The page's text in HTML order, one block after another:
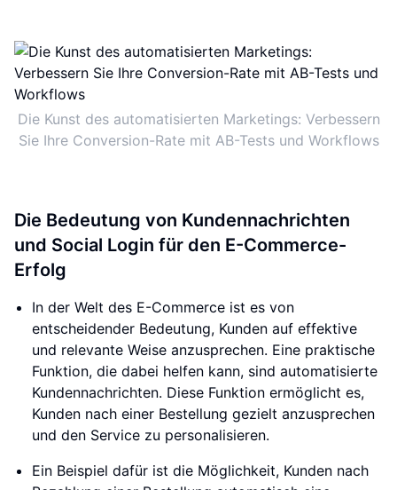
Die Kunst des automatisierten Marketings: Verbessern
Sie Ihre Conversion-Rate mit AB-Tests und Workflows
Die Bedeutung von Kundennachrichten
und Social Login für den E-Commerce-
Erfolg
In der Welt des E-Commerce ist es von
entscheidender Bedeutung, Kunden auf effektive
und relevante Weise anzusprechen. Eine praktische
Funktion, die dabei helfen kann, sind automatisierte
Kundennachrichten. Diese Funktion ermöglicht es,
Kunden nach einer Bestellung gezielt anzusprechen
und den Service zu personalisieren.
Ein Beispiel dafür ist die Möglichkeit, Kunden nach